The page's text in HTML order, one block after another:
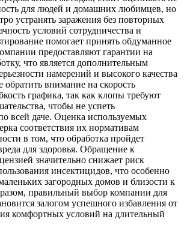
для людей и домашних любимцев, но
устранять заражения без повторных
условий сотрудничества и
помогает принять обдуманное
предоставляют гарантии на
что является дополнительным
намерений и высокого качества
обратить внимание на скорость
графика, так как клопы требуют
чтобы не успеть
всей даче. Оценка используемых
соответствия их нормативам
в том, что обработка пройдет
для здоровья. Обращение к
значительно снижает риск
инсектицидов, что особенно
загородных домов и близости к
правильный выбор компании для
залогом успешного избавления от
комфортных условий на длительный